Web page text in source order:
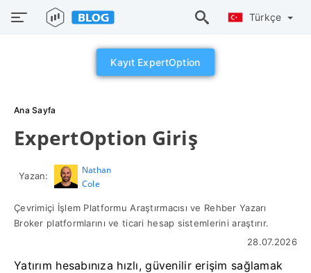
Türkçe
Kayıt ExpertOption
Ana Sayfa
ExpertOption Giriş
Yazan:
Nathan
Cole
Çevrimiçi İşlem Platformu Araştırmacısı ve Rehber Yazarı
Broker platformlarını ve ticari hesap sistemlerini araştırır.
28.07.2026
Yatırım hesabınıza hızlı, güvenilir erişim sağlamak